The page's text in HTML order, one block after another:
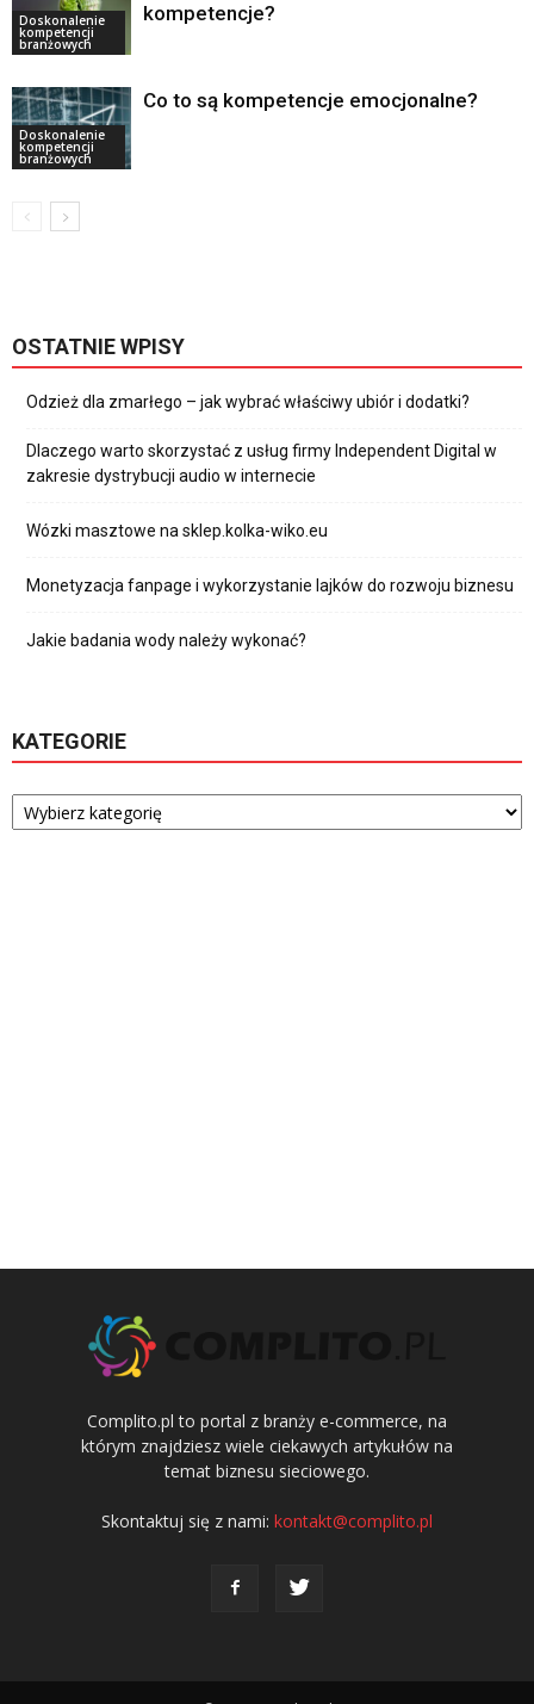
Doskonalenie
kompetencji
branżowych
kompetencje?
Doskonalenie
kompetencji
branżowych
Co to są kompetencje emocjonalne?
OSTATNIE WPISY
Odzież dla zmarłego – jak wybrać właściwy ubiór i dodatki?
Dlaczego warto skorzystać z usług firmy Independent Digital w
zakresie dystrybucji audio w internecie
Wózki masztowe na sklep.kolka-wiko.eu
Monetyzacja fanpage i wykorzystanie lajków do rozwoju biznesu
Jakie badania wody należy wykonać?
KATEGORIE
Kategorie
Complito.pl to portal z branży e-commerce, na
którym znajdziesz wiele ciekawych artykułów na
temat biznesu sieciowego.
Skontaktuj się z nami: kontakt@complito.pl